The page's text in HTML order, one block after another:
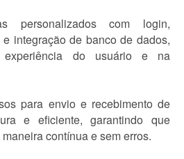
personalizados com login,
integração de banco de dados,
do usuário e na
para envio e recebimento de
e eficiente, garantindo que
contínua e sem erros.